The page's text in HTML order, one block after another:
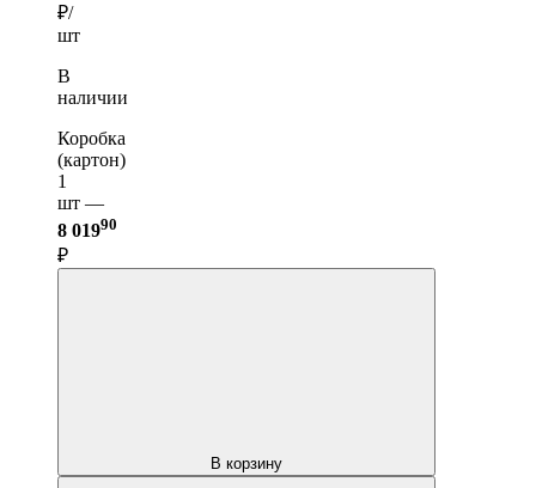
₽/
шт
В
наличии
Коробка
(картон)
1
шт —
8 01990
₽
В корзину